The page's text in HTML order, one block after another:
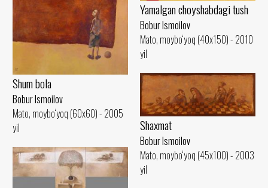
Shum bola
Bobur Ismoilov
Mato, moybo‘yoq (60x60) - 2005
yil
Yamalgan choyshabdagi tush
Bobur Ismoilov
Mato, moybo‘yoq (40x150) - 2010
yil
Shaxmat
Bobur Ismoilov
Mato, moybo‘yoq (45x100) - 2003
yil